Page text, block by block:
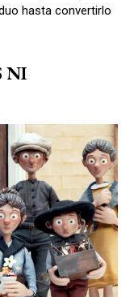
hasta convertirlo
NI